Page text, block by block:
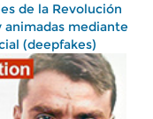
de la Revolución
animadas mediante
(deepfakes)